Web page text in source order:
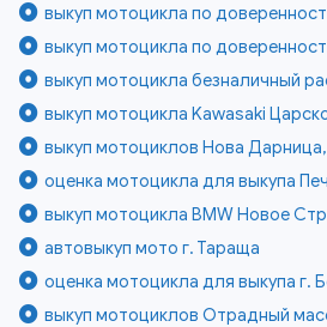
выкуп мотоцикла по
выкуп мотоцикла по
выкуп мотоцикла безналичный
выкуп мотоцикла Kawasaki
выкуп мотоциклов Нова
оценка мотоцикла для выкупа
выкуп мотоцикла BMW Новое
автовыкуп мото г. Тараща
оценка мотоцикла для выкупа г.
выкуп мотоциклов Отрадный